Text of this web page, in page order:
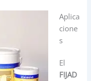
Aplica
cione
s
El
FIJAD